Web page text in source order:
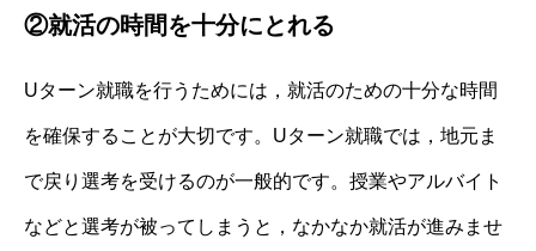
②就活の時間を十分にとれる
Uターン就職を行うためには，就活のための十分な時間
を確保することが大切です。Uターン就職では，地元ま
で戻り選考を受けるのが一般的です。授業やアルバイト
などと選考が被ってしまうと，なかなか就活が進みませ